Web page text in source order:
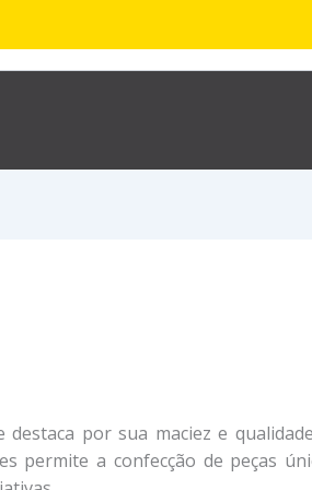
por sua maciez e
permite a confecção de peças